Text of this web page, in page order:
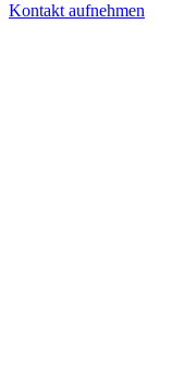
Kontakt aufnehmen